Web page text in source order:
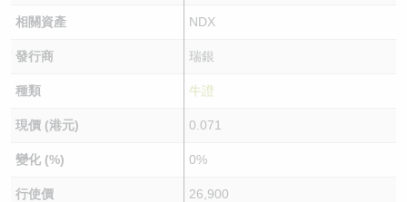
相關資產 NDX
發行商 瑞銀
種類 牛證
現價 (港元) 0.071
變化 (%) 0%
行使價 26,900